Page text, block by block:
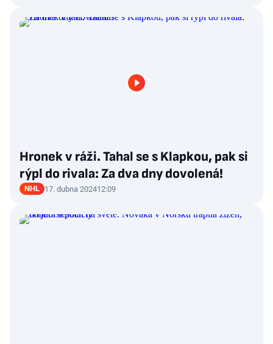
Hronek v ráži. Tahal se s Klapkou, pak si
rýpl do rivala: Za dva dny dovolená!
NHL 17. dubna 202412:09